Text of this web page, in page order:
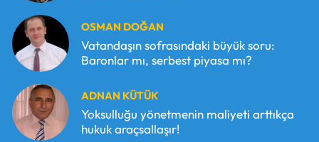
OSMAN DOĞAN
Vatandaşın sofrasındaki büyük soru:
Baronlar mı, serbest piyasa mı?
ADNAN KÜTÜK
Yoksulluğu yönetmenin maliyeti arttıkça
hukuk araçsallaşır!